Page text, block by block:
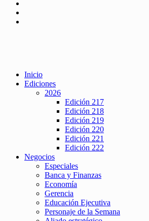
Inicio
Ediciones
2026
Edición 217
Edición 218
Edición 219
Edición 220
Edición 221
Edición 222
Negocios
Especiales
Banca y Finanzas
Economía
Gerencia
Educación Ejecutiva
Personaje de la Semana